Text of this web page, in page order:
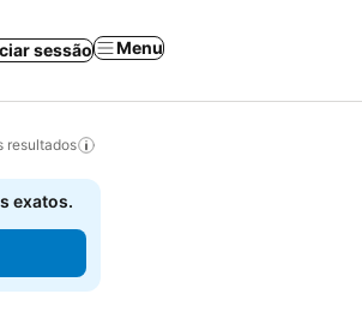
sessão Menu
resultados
exatos.